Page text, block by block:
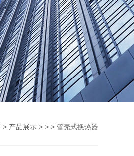
> 产品展示 > > > 管壳式换热器